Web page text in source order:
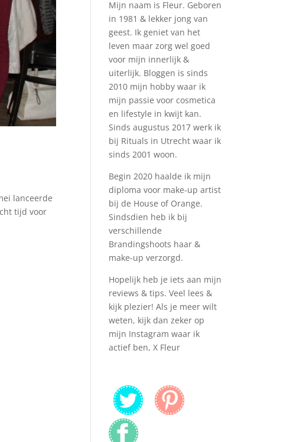
lanceerde
tijd voor
Mijn naam is Fleur. Geboren
in 1981 & lekker jong van
geest. Ik geniet van het
leven maar zorg wel goed
voor mijn innerlijk &
uiterlijk. Bloggen is sinds
2010 mijn hobby waar ik
mijn passie voor cosmetica
en lifestyle in kwijt kan.
Sinds augustus 2017 werk ik
bij Rituals in Utrecht waar ik
sinds 2001 woon.
Begin 2020 haalde ik mijn
diploma voor make-up artist
bij de House of Orange.
Sindsdien heb ik bij
verschillende
Brandingshoots haar &
make-up verzorgd.
Hopelijk heb je iets aan mijn
reviews & tips. Veel lees &
kijk plezier! Als je meer wilt
weten, kijk dan zeker op
mijn Instagram waar ik
actief ben, X Fleur